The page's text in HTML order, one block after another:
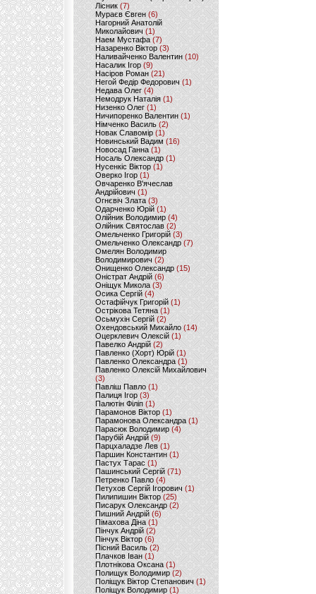
Лісник (7)
Мураєв Євген(6)
Нагорний Анатолій
Миколайович (1)
Наем Мустафа (7)
Назаренко Віктор (3)
Наливайченко Валентин (10)
Насалик Ігор(9)
Насіров Роман (21)
Негой Федір Федорович(1)
Недава Олег(4)
Немодрук Наталія(1)
Низенко Олег (1)
Ничипоренко Валентин (1)
Німченко Василь (2)
Новак Славомір (1)
Новинський Вадим (16)
Новосад Ганна (1)
Носаль Олександр (1)
Нусенкіс Віктор (1)
Оверко Ігор (1)
Овчаренко В'ячеслав
Андрійович(1)
Огнєвіч Злата (3)
Одарченко Юрій(1)
Олійник Володимир (4)
Олійник Святослав (2)
Омельченко Григорій (3)
Омельченко Олександр(7)
Омелян Володимир
Володимирович (2)
Онищенко Олександр (15)
Оністрат Андрій (6)
Оніщук Микола (3)
Осика Сергій(4)
Остафійчук Григорій(1)
Острікова Тетяна (1)
Осьмухін Сергій (2)
Охендовський Михайло (14)
Оцерклевич Олексій (1)
Павелко Андрій (2)
Павленко (Хорт) Юрій (1)
Павленко Олександра (1)
Павленко Олексій Михайлович
(3)
Павліш Павло(1)
Палиця Ігор (3)
Палютін Філіп(1)
Парамонов Віктор (1)
Парамонова Олександра(1)
Парасюк Володимир(4)
Парубій Андрій (9)
Парцхаладзе Лев (1)
Паршин Константин(1)
Пастух Тарас (1)
Пашинський Сергій (71)
Петренко Павло (4)
Петухов Сергій Ігорович (1)
Пилипишин Віктор(25)
Писарук Олександр(2)
Пишний Андрій (6)
Пімахова Діна(1)
Пінчук Андрій(2)
Пінчук Віктор (6)
Пісний Василь (2)
Плачков Іван(1)
Плотнікова Оксана (1)
Полищук Володимир(2)
Поліщук Віктор Степанович(1)
Поліщук Володимир (1)